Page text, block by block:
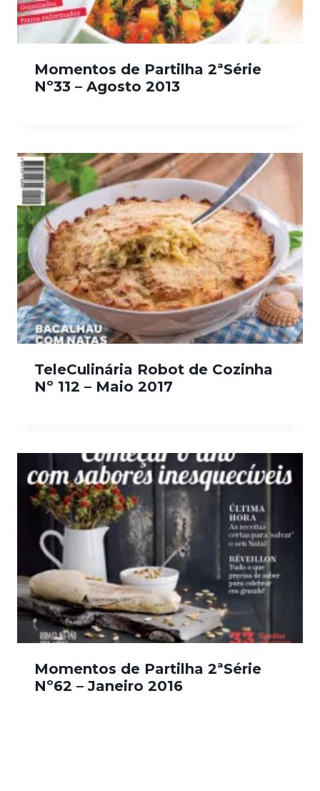
Momentos de Partilha 2ªSérie
Nº33 – Agosto 2013
TeleCulinária Robot de Cozinha
Nº 112 – Maio 2017
Momentos de Partilha 2ªSérie
Nº62 – Janeiro 2016